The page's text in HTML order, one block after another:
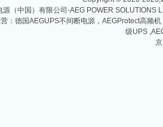
（中国）有限公司-AEG POWER
：德国AEGUPS不间断电源，AEGProtect高频
级UPS